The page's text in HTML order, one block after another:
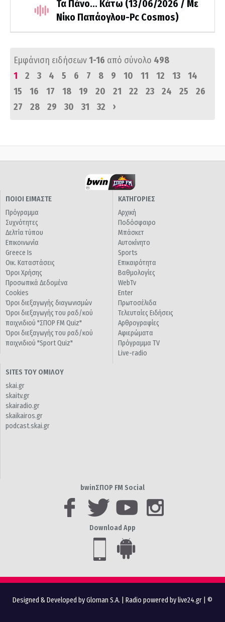
Τα Πάνο... Κάτω (13/06/2026 / Με
Νίκο Παπάογλου-Pc Cosmos)
Εμφάνιση ειδήσεων1-16 από σύνολο 498
1
2 3 4 5 6 7 8 9 10 11 12 13
14
15
16 17 18 19 20 21 22 23 24 25
26
27
28 29 30 31 32 ›
ΠΟΙΟΙ ΕΙΜΑΣΤΕ
Πρόγραμμα
Συχνότητες
Δελτία τύπου
Επικοινωνία
Greece Is
Οικ. Καταστάσεις
Όροι Χρήσης
Προσωπικά Δεδομένα
Cookies
Όροι διεξαγωγής διαγωνισμών
Όροι διεξαγωγής του ραδ/κού
παιχνιδιού "ΣΠΟΡ FM Quiz"
Όροι διεξαγωγής του ραδ/κού
παιχνιδιού "Sport Quiz"
ΚΑΤΗΓΟΡΙΕΣ
Αρχική
Ποδόσφαιρο
Μπάσκετ
Αυτοκίνητο
Sports
Επικαιρότητα
Βαθμολογίες
WebTv
Enter
Πρωτοσέλιδα
Τελευταίες Ειδήσεις
Αρθρογραφίες
Αφιερώματα
Πρόγραμμα TV
Live-radio
SITES ΤΟΥ ΟΜΙΛΟΥ
skai.gr
skaitv.gr
skairadio.gr
skaikairos.gr
podcast.skai.gr
bwinΣΠΟΡ FM Social
Download App
Designed & Developed by Gloman S.A. Radio powered by live24.gr | ©